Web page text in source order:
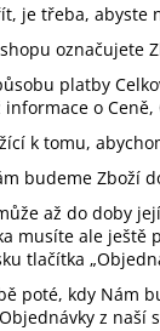
je třeba,
označujete
platby
o
k tomu,
budeme Zboží
až do doby
musíte ale
tlačítka
poté, kdy
z